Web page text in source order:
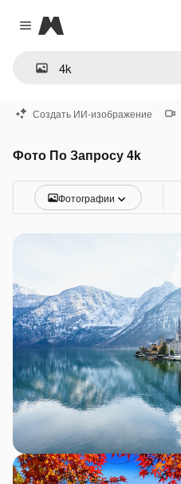
Close menu
Magnific
Создать ИИ-изображение
Фото По Запросу 4k
Фотографии